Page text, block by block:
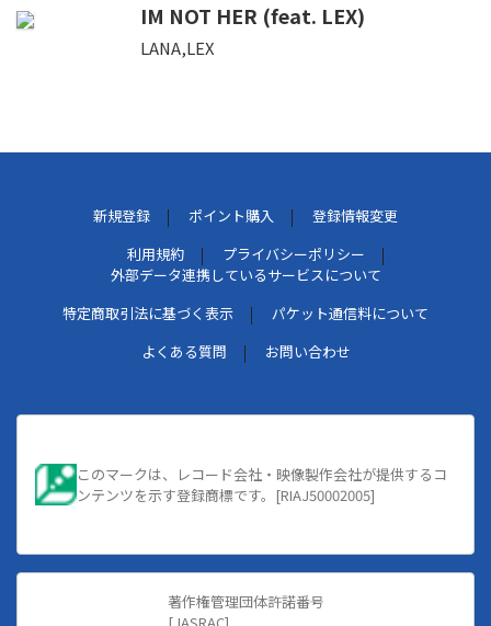
IM NOT HER (feat. LEX)
LANA,LEX
新規登録 ポイント購入
登録情報変更
利用規約
プライバシーポリシー
外部データ連携しているサービスについて
特定商取引法に基づく表示
パケット通信料について
よくある質問
お問い合わせ
このマークは、レコード会社・映像製作会社が提供するコ
ンテンツを示す登録商標です。[RIAJ50002005]
著作権管理団体許諾番号